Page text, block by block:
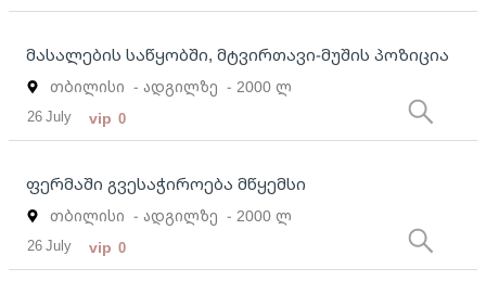
მასალების საწყობში, მტვირთავი-მუშის პოზიცია
თბილისი - ადგილზე - 2000 ლ
26 July vip 0
ფერმაში გვესაჭიროება მწყემსი
თბილისი - ადგილზე - 2000 ლ
26 July vip 0